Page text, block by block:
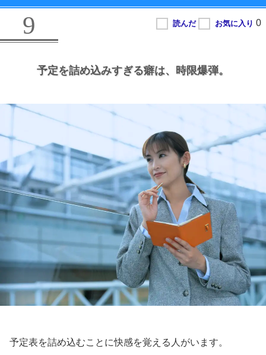
9
予定を詰め込みすぎる癖は、 時限爆弾。
予定表を詰め込むことに快感を覚える人がいます。